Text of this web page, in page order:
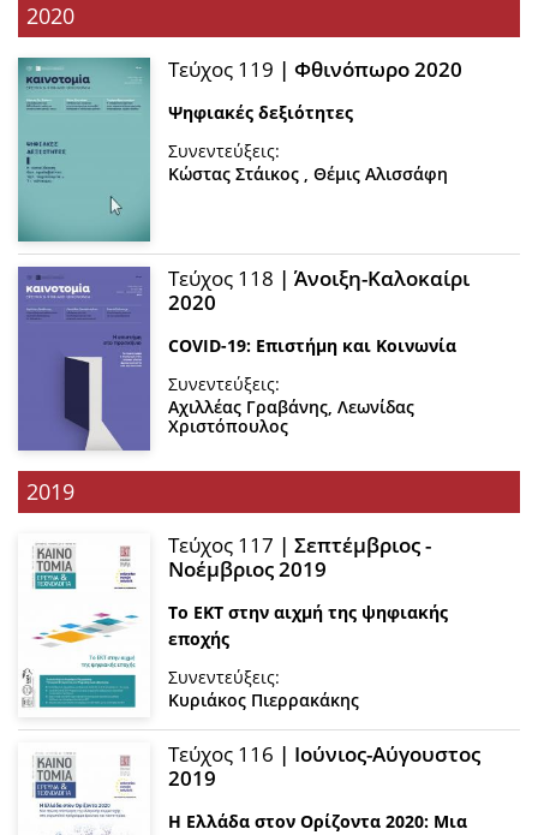
2020
Τεύχος 119 | Φθινόπωρο 2020
Ψηφιακές δεξιότητες
Συνεντεύξεις:
Κώστας Στάικος , Θέμις Αλισσάφη
Τεύχος 118 | Άνοιξη-Καλοκαίρι
2020
COVID-19: Επιστήμη και Κοινωνία
Συνεντεύξεις:
Αχιλλέας Γραβάνης, Λεωνίδας
Χριστόπουλος
2019
Τεύχος 117 | Σεπτέμβριος -
Νοέμβριος 2019
Το ΕΚΤ στην αιχμή της ψηφιακής
εποχής
Συνεντεύξεις:
Κυριάκος Πιερρακάκης
Τεύχος 116 | Ιούνιος-Αύγουστος
2019
Η Ελλάδα στον Ορίζοντα 2020: Μια